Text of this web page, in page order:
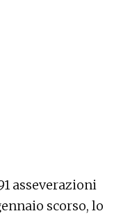
asseverazioni
scorso, lo